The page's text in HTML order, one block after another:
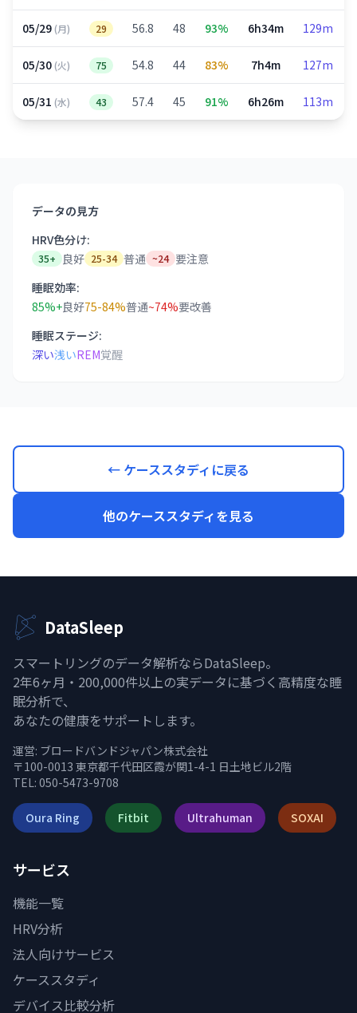
05/29(月) 29 56.8 48 93% 6h34m 129m
05/30(火) 75 54.8 44 83% 7h4m 127m
05/31 (水) 43 57.4 45 91% 6h26m 113m
データの見方
HRV色分け:
35+ 良好 25-34 普通 ~24 要注意
睡眠効率:
85%+良好75-84%普通~74%要改善
睡眠ステージ:
深い浅いREM覚醒
← ケーススタディに戻る
他のケーススタディを見る
DataSleep
スマートリングのデータ解析ならDataSleep。
2年6ヶ月・200,000件以上の実データに基づく高精度な睡
眠分析で、
あなたの健康をサポートします。
運営: ブロードバンドジャパン株式会社
〒100-0013 東京都千代田区霞が関1-4-1 日土地ビル2階
TEL: 050-5473-9708
Oura Ring Fitbit Ultrahuman SOXAI
サービス
機能一覧
HRV分析
法人向けサービス
ケーススタディ
デバイス比較分析